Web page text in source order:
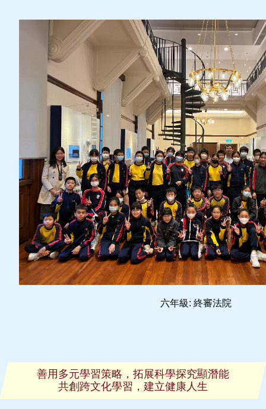
六年級: 終審法院
善用多元學習策略，拓展科學探究顯潛能
共創跨文化學習，建立健康人生